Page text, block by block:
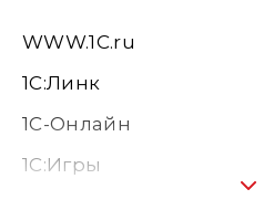
WWW.1С.ru
1С:Линк
1С-Онлайн
1C:Игры